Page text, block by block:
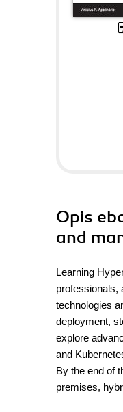
Opis
and
Learning
professionals,
technologies
deployment,
explore
and
By the end of
premises,